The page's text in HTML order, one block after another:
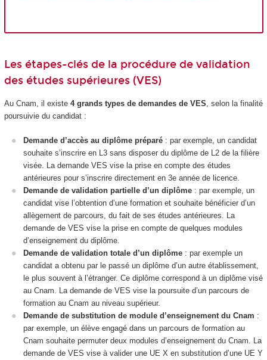
Les étapes-clés de la procédure de validation
des études supérieures (VES)
Au Cnam, il existe 4 grands types de demandes de VES, selon la finalité
poursuivie du candidat :
Demande d’accès au diplôme préparé : par exemple, un candidat
souhaite s’inscrire en L3 sans disposer du diplôme de L2 de la filière
visée. La demande VES vise la prise en compte des études
antérieures pour s’inscrire directement en 3e année de licence.
Demande de validation partielle d’un diplôme : par exemple, un
candidat vise l’obtention d’une formation et souhaite bénéficier d’un
allègement de parcours, du fait de ses études antérieures. La
demande de VES vise la prise en compte de quelques modules
d’enseignement du diplôme.
Demande de validation totale d’un diplôme : par exemple un
candidat a obtenu par le passé un diplôme d’un autre établissement,
le plus souvent à l’étranger. Ce diplôme correspond à un diplôme visé
au Cnam. La demande de VES vise la poursuite d’un parcours de
formation au Cnam au niveau supérieur.
Demande de substitution de module d’enseignement du Cnam :
par exemple, un élève engagé dans un parcours de formation au
Cnam souhaite permuter deux modules d’enseignement du Cnam. La
demande de VES vise à valider une UE X en substitution d’une UE Y